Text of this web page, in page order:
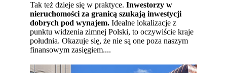
Tak też dzieje się w praktyce.Inwestorzy w
nieruchomości za granicą szukają inwestycji
dobrych pod wynajem. Idealne lokalizacje z
punktu widzenia zimnej Polski, to oczywiście kraje
południa. Okazuje się, że nie są one poza naszym
finansowym zasięgiem....